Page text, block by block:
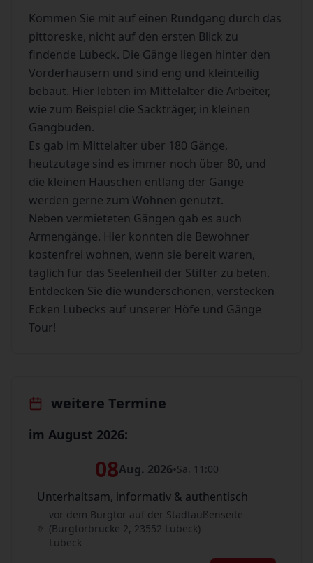
Kommen Sie mit auf einen Rundgang durch das
pittoreske, nicht auf den ersten Blick zu
findende Lübeck. Die Gänge liegen hinter den
Vorderhäusern und sind eng und kleinteilig
bebaut. Hier lebten im Mittelalter die Arbeiter,
wie zum Beispiel die Sackträger, in kleinen
Gangbuden.
Es gab im Mittelalter über 180 Gänge,
heutzutage sind es immer noch über 80, und
die kleinen Häuschen entlang der Gänge
werden gerne zum Wohnen genutzt.
Neben vermieteten Gängen gab es auch
Armengänge. Hier konnten die Bewohner
kostenfrei wohnen, wenn sie bereit waren,
täglich für das Seelenheil der Stifter zu beten.
Entdecken Sie die wunderschönen, verstecken
Ecken Lübecks auf unserer Höfe und Gänge
Tour!
weitere Termine
im August 2026:
08Aug. 2026•Sa. 11:00
Unterhaltsam, informativ & authentisch
vor dem Burgtor auf der Stadtaußenseite
(Burgtorbrücke 2, 23552 Lübeck)
Lübeck